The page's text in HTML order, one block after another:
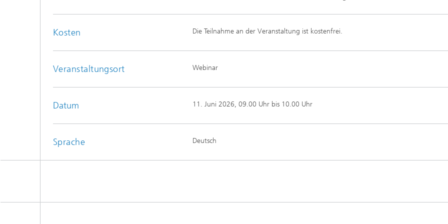
Kosten Die Teilnahme an der Veranstaltung ist kostenfrei.
Veranstaltungsort Webinar
Datum 11. Juni 2026, 09.00 Uhr bis 10.00 Uhr
Sprache Deutsch